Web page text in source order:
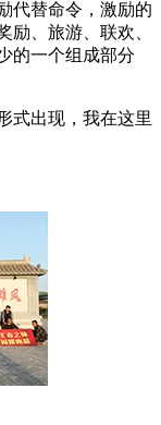
代替命令，激励的
励、旅游、联欢、
的一个组成部分
式出现，我在这里